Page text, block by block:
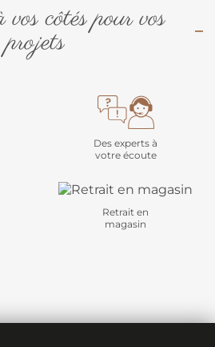
côtés pour vos
projets
Des experts à
votre écoute
Retrait en
magasin